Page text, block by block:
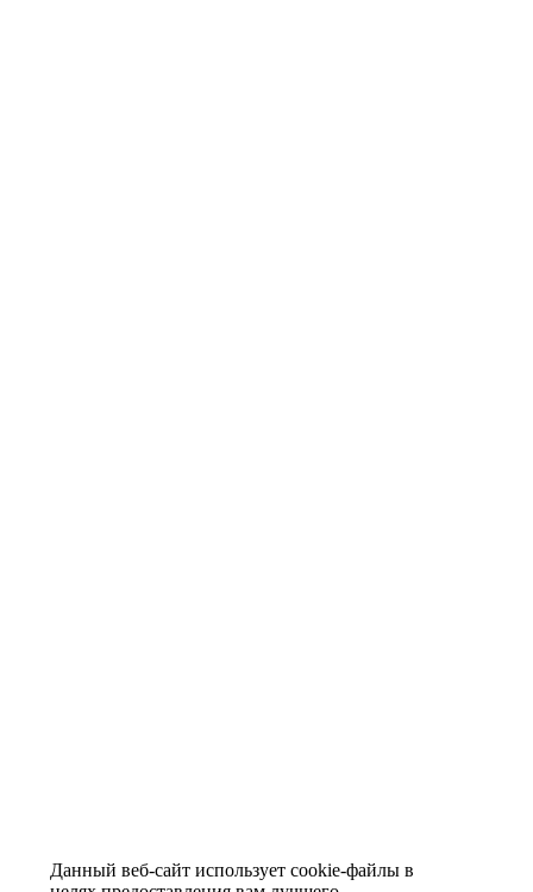
Данный веб-сайт использует cookie-файлы в